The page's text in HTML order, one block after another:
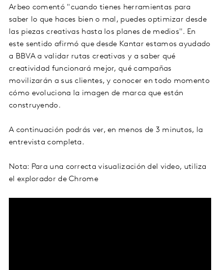
Arbeo comentó "cuando tienes herramientas para
saber lo que haces bien o mal, puedes optimizar desde
las piezas creativas hasta los planes de medios". En
este sentido afirmó que desde Kantar estamos ayudado
a BBVA a validar rutas creativas y a saber qué
creatividad funcionará mejor, qué campañas
movilizarán a sus clientes, y conocer en todo momento
cómo evoluciona la imagen de marca que están
construyendo.
A continuación podrás ver, en menos de 3 minutos, la
entrevista completa.
Nota: Para una correcta visualización del video, utiliza
el explorador de Chrome